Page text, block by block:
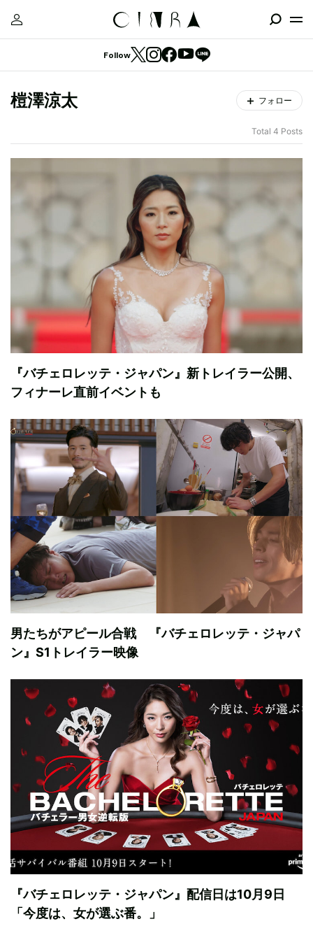
Follow
榿澤涼太 フォロー
Total 4 Posts
『バチェロレッテ・ジャパン』新トレイラー公開、
フィナーレ直前イベントも
男たちがアピール合戦 『バチェロレッテ・ジャパ
ン』S1トレイラー映像
『バチェロレッテ・ジャパン』配信日は10月9日
「今度は、女が選ぶ番。」